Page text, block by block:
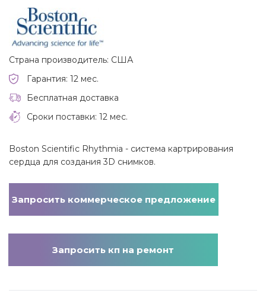
Страна производитель: США
Гарантия: 12 мес.
Бесплатная доставка
Сроки поставки: 12 мес.
Boston Scientific Rhythmia - система картрирования
сердца для создания 3D снимков.
Запросить коммерческое предложение
Запросить кп на ремонт